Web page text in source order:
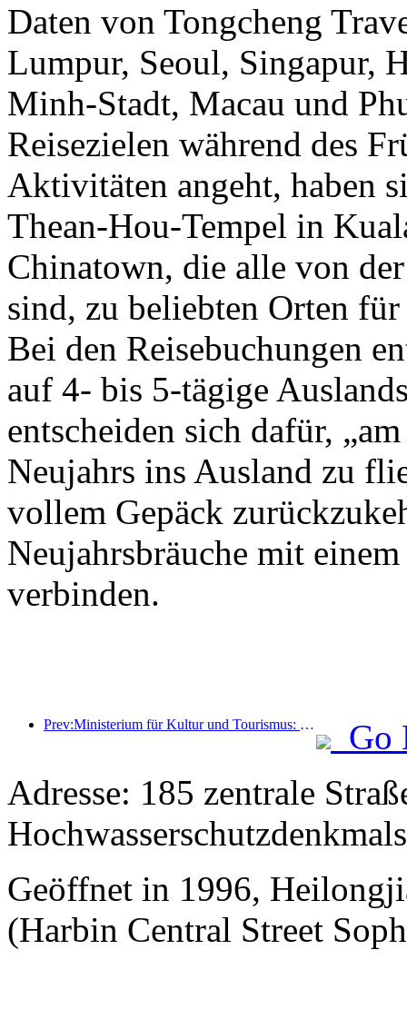
Daten von Tongcheng
Lumpur, Seoul, Singapur,
Minh-Stadt, Macau und
Reisezielen während des
Aktivitäten angeht, haben
Thean-Hou-Tempel in
Chinatown, die alle von
sind, zu beliebten Orten
Bei den Reisebuchungen
auf 4- bis 5-tägige
entscheiden sich dafür,
Neujahrs ins Ausland zu
vollem Gepäck
Neujahrsbräuche mit
verbinden.
Prev:Ministerium für Kultur und Tourismus: Start von 22 thematischen Aktivitäten in 7 großen Bereichen
Go
Adresse: 185 zentrale
Hochwasserschutzdenkmals
Geöffnet in 1996,
(Harbin Central Street